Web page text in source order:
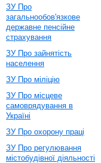
ЗУ Про
загальнообов'язкове
державне пенсійне
страхування
ЗУ Про зайнятість
населення
ЗУ Про міліцію
ЗУ Про місцеве
самоврядування в
Україні
ЗУ Про охорону праці
ЗУ Про регулювання
містобудівної діяльності